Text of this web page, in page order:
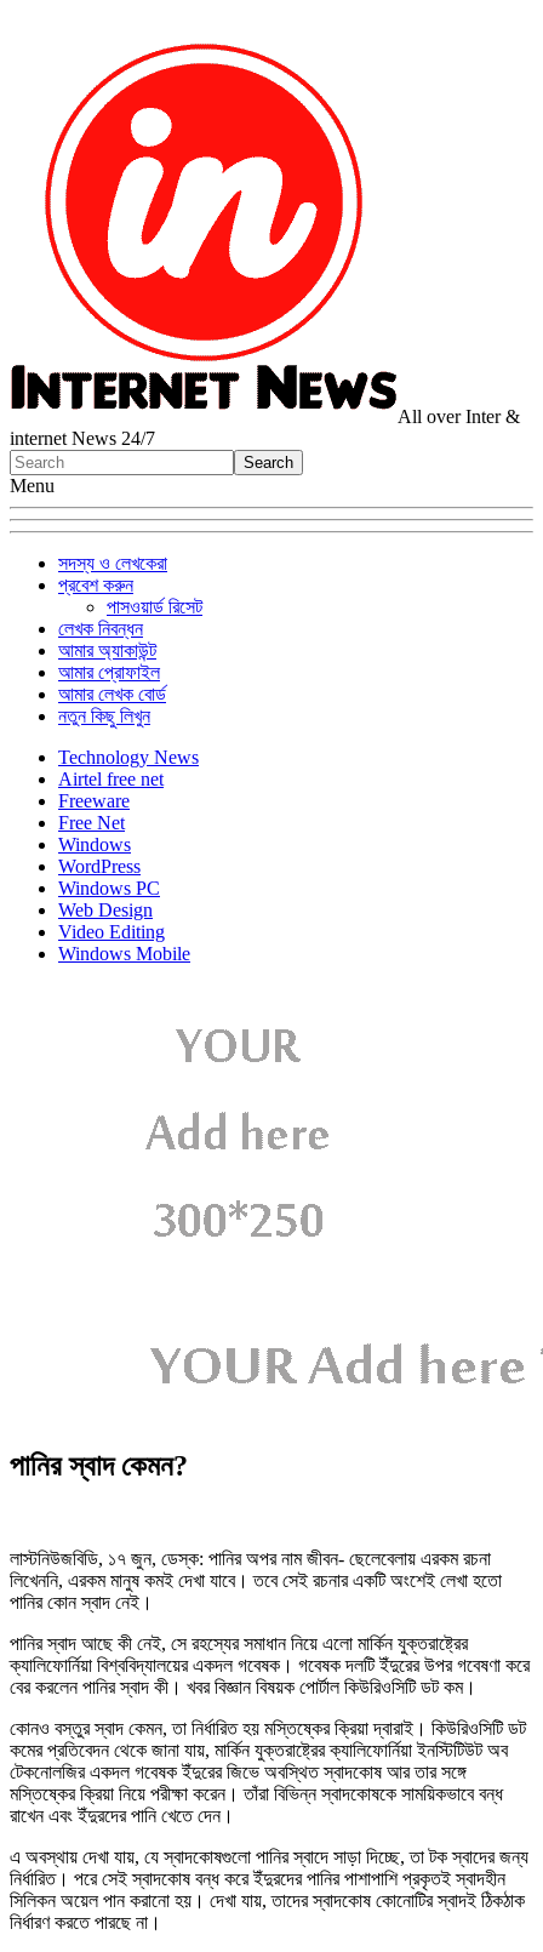
All over Inter &
internet News 24/7
Menu
সদস্য ও লেখকেরা
প্রবেশ করুন
পাসওয়ার্ড রিসেট
লেখক নিবন্ধন
আমার অ্যাকাউন্ট
আমার প্রোফাইল
আমার লেখক বোর্ড
নতুন কিছু লিখুন
Technology News
Airtel free net
Freeware
Free Net
Windows
WordPress
Windows PC
Web Design
Video Editing
Windows Mobile
পানির স্বাদ কেমন?
লাস্টনিউজবিডি, ১৭ জুন, ডেস্ক: পানির অপর নাম জীবন- ছেলেবেলায় এরকম রচনা
লিখেননি, এরকম মানুষ কমই দেখা যাবে। তবে সেই রচনার একটি অংশেই লেখা হতো
পানির কোন স্বাদ নেই।
পানির স্বাদ আছে কী নেই, সে রহস্যের সমাধান নিয়ে এলো মার্কিন যুক্তরাষ্ট্রের
ক্যালিফোর্নিয়া বিশ্ববিদ্যালয়ের একদল গবেষক। গবেষক দলটি ইঁদুরের উপর গবেষণা করে
বের করলেন পানির স্বাদ কী। খবর বিজ্ঞান বিষয়ক পোর্টাল কিউরিওসিটি ডট কম।
কোনও বস্তুর স্বাদ কেমন, তা নির্ধারিত হয় মস্তিষ্কের ক্রিয়া দ্বারাই। কিউরিওসিটি ডট
কমের প্রতিবেদন থেকে জানা যায়, মার্কিন যুক্তরাষ্ট্রের ক্যালিফোর্নিয়া ইনস্টিটিউট অব
টেকনোলজির একদল গবেষক ইঁদুরের জিভে অবস্থিত স্বাদকোষ আর তার সঙ্গে
মস্তিষ্কের ক্রিয়া নিয়ে পরীক্ষা করেন। তাঁরা বিভিন্ন স্বাদকোষকে সাময়িকভাবে বন্ধ
রাখেন এবং ইঁদুরদের পানি খেতে দেন।
এ অবস্থায় দেখা যায়, যে স্বাদকোষগুলো পানির স্বাদে সাড়া দিচ্ছে, তা টক স্বাদের জন্য
নির্ধারিত। পরে সেই স্বাদকোষ বন্ধ করে ইঁদুরদের পানির পাশাপাশি প্রকৃতই স্বাদহীন
সিলিকন অয়েল পান করানো হয়। দেখা যায়, তাদের স্বাদকোষ কোনোটির স্বাদই ঠিকঠাক
নির্ধারণ করতে পারছে না।